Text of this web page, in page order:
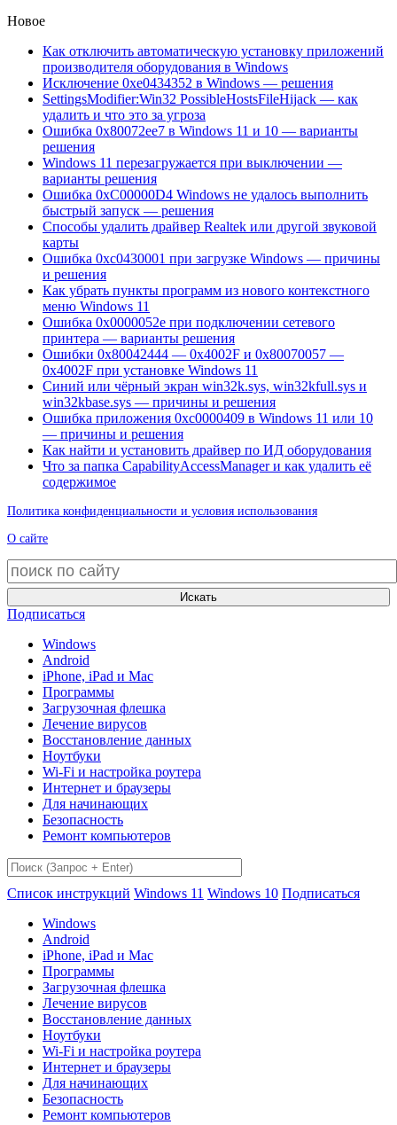
Новое
Как отключить автоматическую установку приложений
производителя оборудования в Windows
Исключение 0xe0434352 в Windows — решения
SettingsModifier:Win32 PossibleHostsFileHijack — как
удалить и что это за угроза
Ошибка 0x80072ee7 в Windows 11 и 10 — варианты
решения
Windows 11 перезагружается при выключении —
варианты решения
Ошибка 0xC00000D4 Windows не удалось выполнить
быстрый запуск — решения
Способы удалить драйвер Realtek или другой звуковой
карты
Ошибка 0xc0430001 при загрузке Windows — причины
и решения
Как убрать пункты программ из нового контекстного
меню Windows 11
Ошибка 0x0000052e при подключении сетевого
принтера — варианты решения
Ошибки 0x80042444 — 0x4002F и 0x80070057 —
0x4002F при установке Windows 11
Синий или чёрный экран win32k.sys, win32kfull.sys и
win32kbase.sys — причины и решения
Ошибка приложения 0xc0000409 в Windows 11 или 10
— причины и решения
Как найти и установить драйвер по ИД оборудования
Что за папка CapabilityAccessManager и как удалить её
содержимое
Политика конфиденциальности и условия использования
О сайте
Искать
Подписаться
Windows
Android
iPhone, iPad и Mac
Программы
Загрузочная флешка
Лечение вирусов
Восстановление данных
Ноутбуки
Wi-Fi и настройка роутера
Интернет и браузеры
Для начинающих
Безопасность
Ремонт компьютеров
Список инструкций Windows 11 Windows 10 Подписаться
Windows
Android
iPhone, iPad и Mac
Программы
Загрузочная флешка
Лечение вирусов
Восстановление данных
Ноутбуки
Wi-Fi и настройка роутера
Интернет и браузеры
Для начинающих
Безопасность
Ремонт компьютеров